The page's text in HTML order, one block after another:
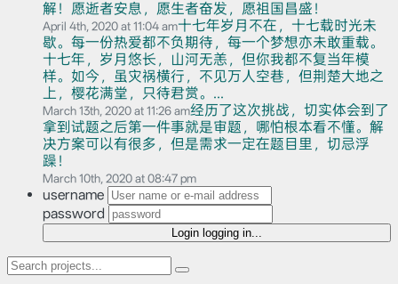
解！愿逝者安息，愿生者奋发，愿祖国昌盛！
April 4th, 2020 at 11:04 am十七年岁月不在，十七载时光未
歇。每一份热爱都不负期待，每一个梦想亦未敢重载。
十七年，岁月悠长，山河无恙，但你我都不复当年模
样。如今，虽灾祸横行，不见万人空巷，但荆楚大地之
上，樱花满堂，只待君赏。...
March 13th, 2020 at 11:26 am经历了这次挑战，切实体会到了
拿到试题之后第一件事就是审题，哪怕根本看不懂。解
决方案可以有很多，但是需求一定在题目里，切忌浮
躁！
March 10th, 2020 at 08:47 pm
username
password
Login logging in...